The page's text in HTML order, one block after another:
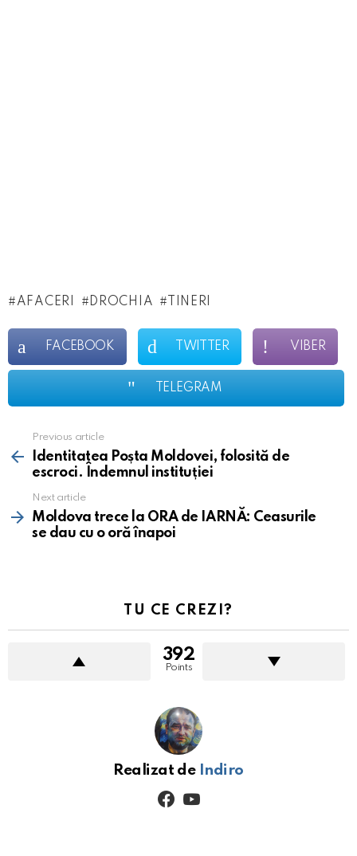
AFACERI DROCHIA TINERI
FACEBOOK TWITTER VIBER
TELEGRAM
more
Previous article
Identitatea Poșta Moldovei, folosită de
escroci. Îndemnul instituției
Next article
Moldova trece la ORA de IARNĂ: Ceasurile
se dau cu o oră înapoi
TU CE CREZI?
392
Points
Realizat de Indiro